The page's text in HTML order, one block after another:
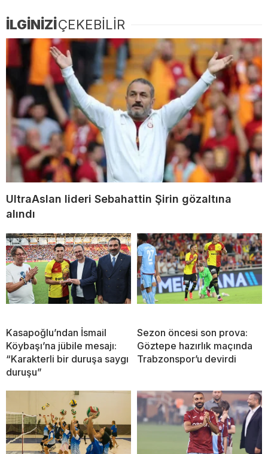
İLGİNİZİÇEKEBİLİR
UltraAslan lideri Sebahattin Şirin gözaltına
alındı
Kasapoğlu’ndan İsmail
Köybaşı’na jübile mesajı:
“Karakterli bir duruşa saygı
duruşu”
Sezon öncesi son prova:
Göztepe hazırlık maçında
Trabzonspor’u devirdi